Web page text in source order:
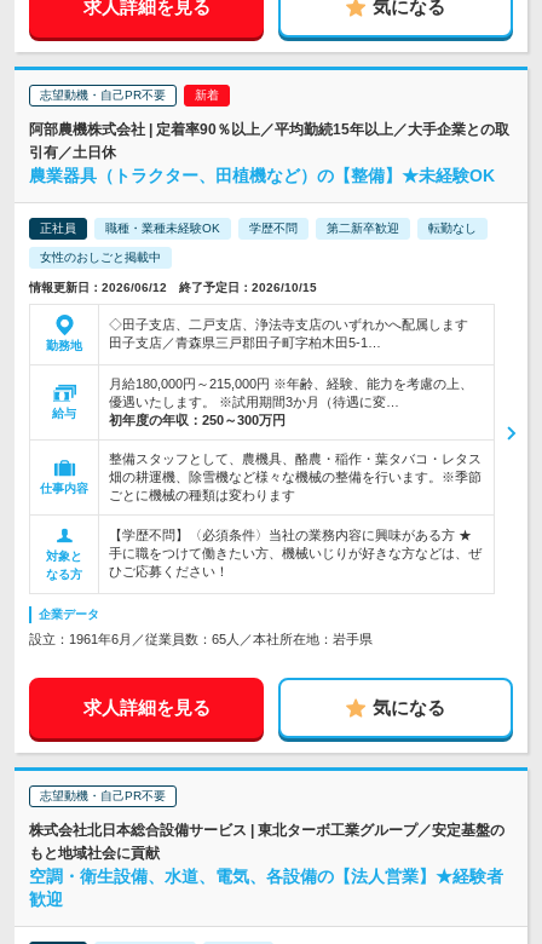
求人詳細を見る 気になる
志望動機・自己PR不要
阿部農機株式会社 | 定着率90％以上／平均勤続15年以上／大手企業との取
引有／土日休
農業器具（トラクター、田植機など）の【整備】★未経験OK
正社員 職種・業種未経験OK 学歴不問 第二新卒歓迎 転勤なし
女性のおしごと掲載中
情報更新日：2026/06/12 終了予定日：2026/10/15
勤務地
◇田子支店、二戸支店、浄法寺支店のいずれかへ配属します
田子支店／青森県三戸郡田子町字柏木田5-1…
給与
月給180,000円～215,000円 ※年齢、経験、能力を考慮の上、
優遇いたします。 ※試用期間3か月（待遇に変…
初年度の年収： 250～300万円
仕事内容
整備スタッフとして、農機具、酪農・稲作・葉タバコ・レタス
畑の耕運機、除雪機など様々な機械の整備を行います。※季節
ごとに機械の種類は変わります
対象と
なる方
【学歴不問】〈必須条件〉当社の業務内容に興味がある方 ★
手に職をつけて働きたい方、機械いじりが好きな方などは、ぜ
ひご応募ください！
企業データ
設立：1961年6月／従業員数：65人／本社所在地：岩手県
求人詳細を見る 気になる
志望動機・自己PR不要
株式会社北日本総合設備サービス | 東北ターボ工業グループ／安定基盤の
もと地域社会に貢献
空調・衛生設備、水道、電気、各設備の【法人営業】★経験者
歓迎